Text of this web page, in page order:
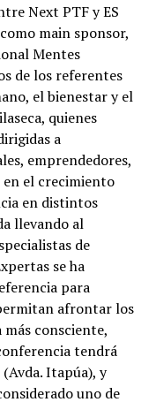
Next PTF y ES
main sponsor,
Mentes
de los referentes
el bienestar y el
quienes
a
emprendedores,
el crecimiento
en distintos
llevando al
de
se ha
para
afrontar los
más consciente,
tendrá
Itapúa), y
uno de